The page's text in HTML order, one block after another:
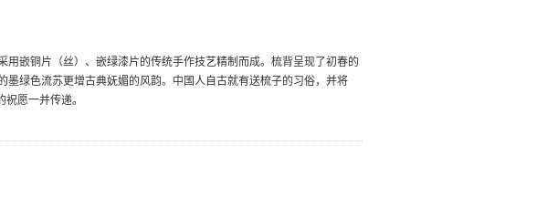
用嵌铜片（丝）、嵌绿漆片的传统手作技艺精制而成。梳背呈现了初春的
墨绿色流苏更增古典妩媚的风韵。中国人自古就有送梳子的习俗，并将
愿一并传递。